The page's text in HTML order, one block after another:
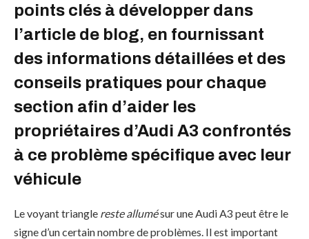
points clés à développer dans
l’article de blog, en fournissant
des informations détaillées et des
conseils pratiques pour chaque
section afin d’aider les
propriétaires d’Audi A3 confrontés
à ce problème spécifique avec leur
véhicule
Le voyant triangle reste allumésur une Audi A3 peut être le
signe d’un certain nombre de problèmes. Il est important